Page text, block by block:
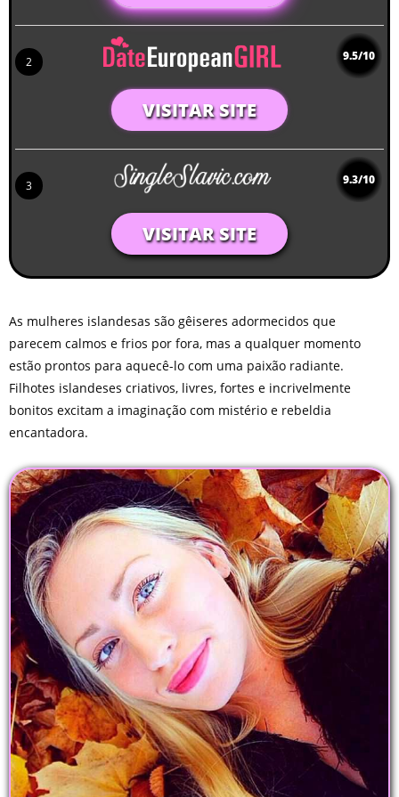
2 9.5/10
VISITAR SITE
3 9.3/10
VISITAR SITE
As mulheres islandesas são gêiseres adormecidos que
parecem calmos e frios por fora, mas a qualquer momento
estão prontos para aquecê-lo com uma paixão radiante.
Filhotes islandeses criativos, livres, fortes e incrivelmente
bonitos excitam a imaginação com mistério e rebeldia
encantadora.